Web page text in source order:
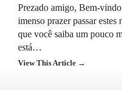
Prezado amigo, Bem-
imenso prazer passar
que você saiba um pouco
está…
View This Article →